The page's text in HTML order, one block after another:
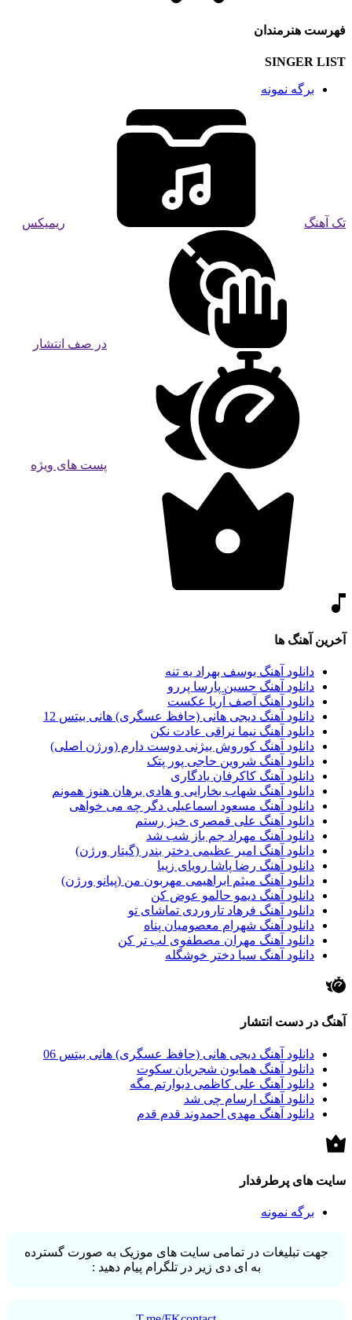
فهرست هنرمندان
SINGER LIST
برگه نمونه
تک آهنگ ریمیکس
در صف انتشار
پست های ویژه
آخرین آهنگ ها
دانلود آهنگ یوسف بهراد یه تنه
دانلود آهنگ حسین پارسا پررو
دانلود آهنگ آصف آریا عکست
دانلود آهنگ دیجی هانی (حافظ عسگری) هانی بیتس 12
دانلود آهنگ نیما نراقی عادت نکن
دانلود آهنگ کوروش بیژنی دوست دارم (ورژن اصلی)
دانلود آهنگ شروین حاجی پور پتک
دانلود آهنگ کاکرفان یادگاری
دانلود آهنگ شهاب بخارایی و هادی برهان هنوز همونم
دانلود آهنگ مسعود اسماعیلی دگر چه می خواهی
دانلود آهنگ علی قمصری خیز رستم
دانلود آهنگ مهراد جم باز شب شد
دانلود آهنگ امیر عظیمی دختر بندر (گیتار ورژن)
دانلود آهنگ رضا پاشا رویای زیبا
دانلود آهنگ میثم ابراهیمی مهربون من (پیانو ورژن)
دانلود آهنگ دیمو حالمو عوض کن
دانلود آهنگ فرهاد تاروردی تماشای تو
دانلود آهنگ شهرام معصومیان پناه
دانلود آهنگ مهران مصطفوی لب تر کن
دانلود آهنگ سیا دختر خوشگله
آهنگ در دست انتشار
دانلود آهنگ دیجی هانی (حافظ عسگری) هانی بیتس 06
دانلود آهنگ همایون شجریان سکوت
دانلود آهنگ علی کاظمی دیوارتم مگه
دانلود آهنگ ارسام چی شد
دانلود آهنگ مهدی احمدوند قدم قدم
سایت های پرطرفدار
برگه نمونه
جهت تبلیغات در تمامی سایت های موزیک به صورت گسترده
به ای دی زیر در تلگرام پیام دهید :